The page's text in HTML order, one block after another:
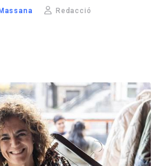
Redacció